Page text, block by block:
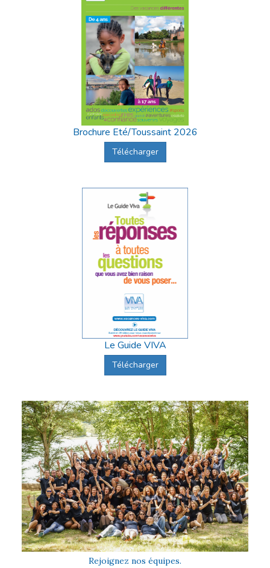
Brochure Eté/Toussaint 2026
Télécharger
Le Guide VIVA
Télécharger
Rejoignez nos équipes.